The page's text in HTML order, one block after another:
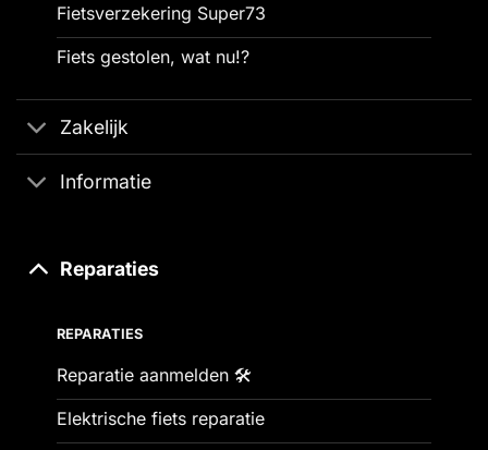
Fietsverzekering Super73
Fiets gestolen, wat nu!?
Zakelijk
Informatie
Reparaties
REPARATIES
Reparatie aanmelden 🛠️
Elektrische fiets reparatie